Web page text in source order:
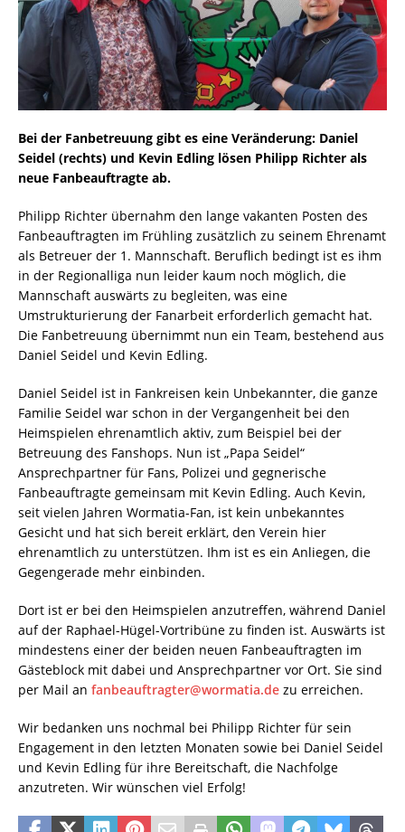
Bei der Fanbetreuung gibt es eine Veränderung: Daniel
Seidel (rechts) und Kevin Edling lösen Philipp Richter als
neue Fanbeauftragte ab.
Philipp Richter übernahm den lange vakanten Posten des
Fanbeauftragten im Frühling zusätzlich zu seinem Ehrenamt
als Betreuer der 1. Mannschaft. Beruflich bedingt ist es ihm
in der Regionalliga nun leider kaum noch möglich, die
Mannschaft auswärts zu begleiten, was eine
Umstrukturierung der Fanarbeit erforderlich gemacht hat.
Die Fanbetreuung übernimmt nun ein Team, bestehend aus
Daniel Seidel und Kevin Edling.
Daniel Seidel ist in Fankreisen kein Unbekannter, die ganze
Familie Seidel war schon in der Vergangenheit bei den
Heimspielen ehrenamtlich aktiv, zum Beispiel bei der
Betreuung des Fanshops. Nun ist „Papa Seidel“
Ansprechpartner für Fans, Polizei und gegnerische
Fanbeauftragte gemeinsam mit Kevin Edling. Auch Kevin,
seit vielen Jahren Wormatia-Fan, ist kein unbekanntes
Gesicht und hat sich bereit erklärt, den Verein hier
ehrenamtlich zu unterstützen. Ihm ist es ein Anliegen, die
Gegengerade mehr einbinden.
Dort ist er bei den Heimspielen anzutreffen, während Daniel
auf der Raphael-Hügel-Vortribüne zu finden ist. Auswärts ist
mindestens einer der beiden neuen Fanbeauftragten im
Gästeblock mit dabei und Ansprechpartner vor Ort. Sie sind
per Mail an fanbeauftragter@wormatia.de zu erreichen.
Wir bedanken uns nochmal bei Philipp Richter für sein
Engagement in den letzten Monaten sowie bei Daniel Seidel
und Kevin Edling für ihre Bereitschaft, die Nachfolge
anzutreten. Wir wünschen viel Erfolg!